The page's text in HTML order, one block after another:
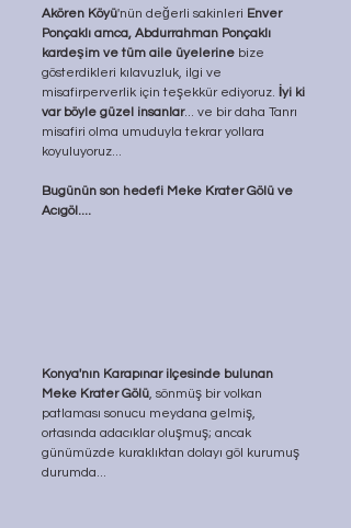
Akören Köyü'nün değerli sakinleri Enver
Ponçaklı amca, Abdurrahman Ponçaklı
kardeşim ve tüm aile üyelerine bize
gösterdikleri kılavuzluk, ilgi ve
misafirperverlik için teşekkür ediyoruz. İyi ki
var böyle güzel insanlar... ve bir daha Tanrı
misafiri olma umuduyla tekrar yollara
koyuluyoruz...
Bugünün son hedefi Meke Krater Gölü ve
Acıgöl....
Konya'nın Karapınar ilçesinde bulunan
Meke Krater Gölü , sönmüş bir volkan
patlaması sonucu meydana gelmiş,
ortasında adacıklar oluşmuş; ancak
günümüzde kuraklıktan dolayı göl kurumuş
durumda...